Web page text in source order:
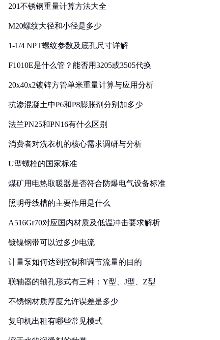
201不锈钢重量计算方法大全
M20螺纹大径和小径是多少
1-1/4 NPT螺纹参数及底孔尺寸详解
F1010E是什么管？能否用3205或3505代换
20x40x2镀锌方管单米重量计算与应用分析
抗渗混凝土中P6和P8膨胀剂分别加多少
法兰PN25和PN16有什么区别
消费者对洗衣机的核心需求调研与分析
U型螺栓的国家标准
煤矿用电热取暖器是否符合防爆电气设备标准
照明母线槽的主要作用是什么
A516Gr70对应国内材质及低温冲击要求解析
镀镍钢带可以过多少电流
计量泵如何达到控制和调节流量的目的
联轴器的轴孔形式有三种：Y型、J型、Z型
不锈钢材质厚度允许误差是多少
复印机出租有哪些常见模式